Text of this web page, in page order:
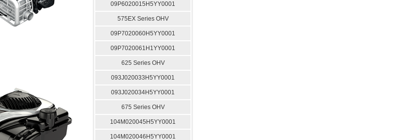
09P6020015H5YY0001
575EX Series OHV
09P7020060H5YY0001
09P7020061H1YY0001
625 Series OHV
093J020033H5YY0001
093J020034H5YY0001
675 Series OHV
104M020045H5YY0001
104M020046H5YY0001